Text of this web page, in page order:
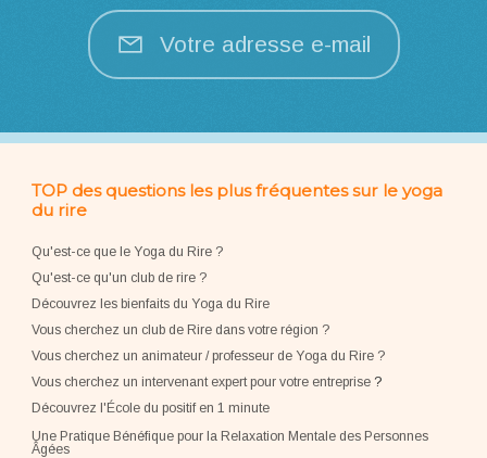
Votre adresse e-mail
TOP des questions les plus fréquentes sur le yoga
du rire
Qu'est-ce que le Yoga du Rire ?
Qu'est-ce qu'un club de rire ?
Découvrez les bienfaits du Yoga du Rire
Vous cherchez un club de Rire dans votre région ?
Vous cherchez un animateur / professeur de Yoga du Rire ?
Vous cherchez un intervenant expert pour votre entreprise?
Découvrez l'École du positif en 1 minute
Une Pratique Bénéfique pour la Relaxation Mentale des Personnes
Âgées